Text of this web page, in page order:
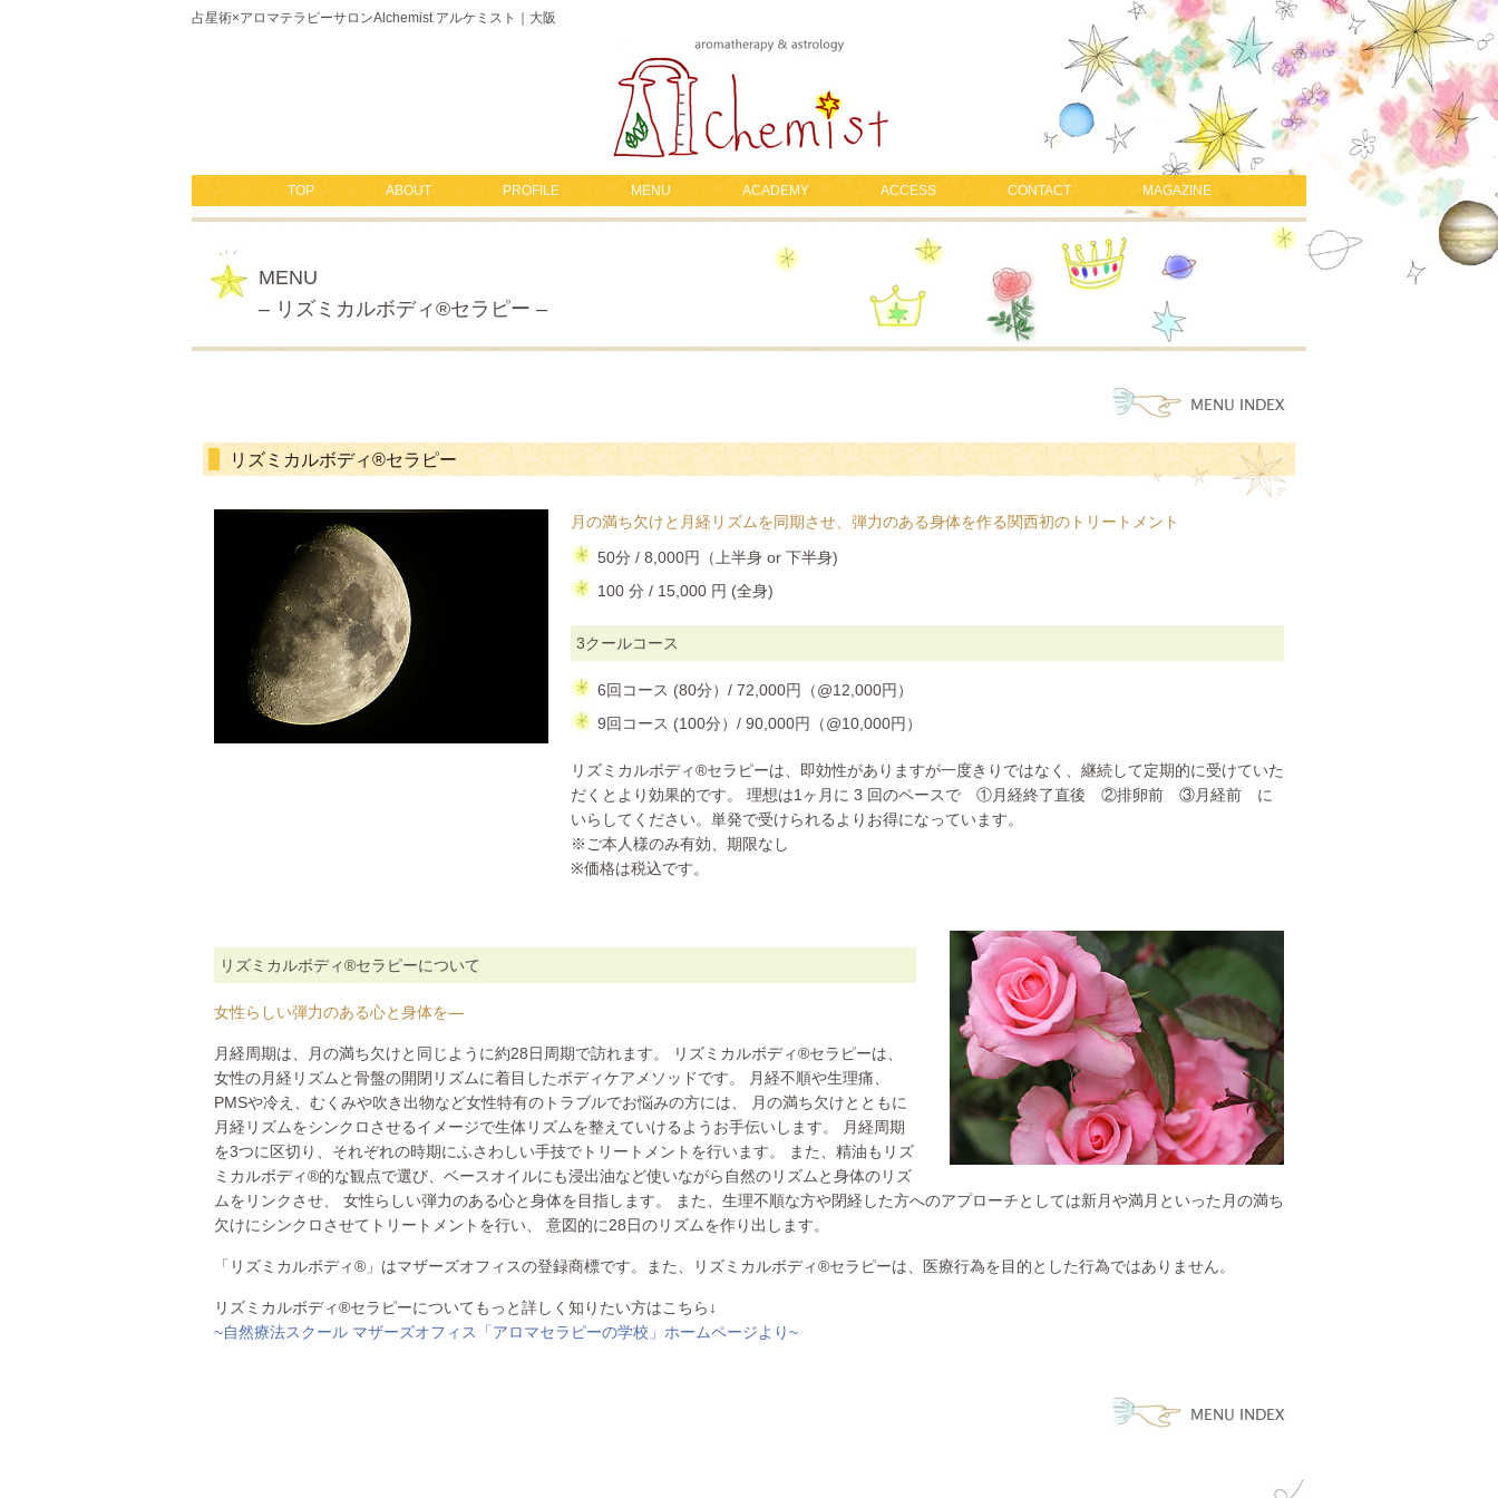
占星術×アロマテラピーサロンAlchemist アルケミスト｜大阪
TOP ABOUT PROFILE MENU ACADEMY ACCESS CONTACT MAGAZINE
MENU
– リズミカルボディ®セラピー –
リズミカルボディ®セラピー
月の満ち欠けと月経リズムを同期させ、弾力のある身体を作る関西初のトリートメント
50分 / 8,000円（上半身 or 下半身)
100 分 / 15,000 円 (全身)
3クールコース
6回コース (80分）/ 72,000円（@12,000円）
9回コース (100分）/ 90,000円（@10,000円）
リズミカルボディ®セラピーは、即効性がありますが一度きりではなく、継続して定期的に受けていた
だくとより効果的です。 理想は1ヶ月に 3 回のペースで ①月経終了直後 ②排卵前 ③月経前 に
いらしてください。単発で受けられるよりお得になっています。
※ご本人様のみ有効、期限なし
※価格は税込です。
リズミカルボディ®セラピーについて
女性らしい弾力のある心と身体を―
月経周期は、月の満ち欠けと同じように約28日周期で訪れます。 リズミカルボディ®セラピーは、
女性の月経リズムと骨盤の開閉リズムに着目したボディケアメソッドです。 月経不順や生理痛、
PMSや冷え、むくみや吹き出物など女性特有のトラブルでお悩みの方には、 月の満ち欠けとともに
月経リズムをシンクロさせるイメージで生体リズムを整えていけるようお手伝いします。 月経周期
を3つに区切り、それぞれの時期にふさわしい手技でトリートメントを行います。 また、精油もリズ
ミカルボディ®的な観点で選び、ベースオイルにも浸出油など使いながら自然のリズムと身体のリズ
ムをリンクさせ、 女性らしい弾力のある心と身体を目指します。 また、生理不順な方や閉経した方へのアプローチとしては新月や満月といった月の満ち
欠けにシンクロさせてトリートメントを行い、 意図的に28日のリズムを作り出します。
「リズミカルボディ®」はマザーズオフィスの登録商標です。また、リズミカルボディ®セラピーは、医療行為を目的とした行為ではありません。
リズミカルボディ®セラピーについてもっと詳しく知りたい方はこちら↓
~自然療法スクール マザーズオフィス「アロマセラピーの学校」ホームページより~